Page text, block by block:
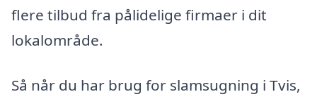
flere tilbud fra pålidelige firmaer i dit
lokalområde.
Så når du har brug for slamsugning i Tvis,